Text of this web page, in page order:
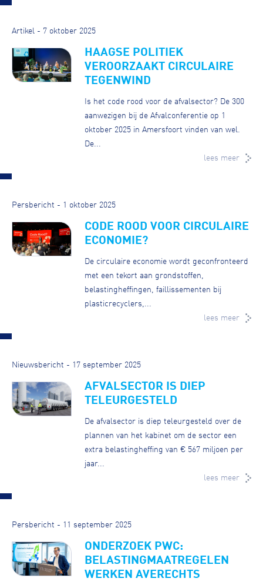
Artikel - 7 oktober 2025
HAAGSE POLITIEK
VEROORZAAKT CIRCULAIRE
TEGENWIND
Is het code rood voor de afvalsector? De 300
aanwezigen bij de Afvalconferentie op 1
oktober 2025 in Amersfoort vinden van wel.
De...
lees meer
Persbericht - 1 oktober 2025
CODE ROOD VOOR CIRCULAIRE
ECONOMIE?
De circulaire economie wordt geconfronteerd
met een tekort aan grondstoffen,
belastingheffingen, faillissementen bij
plasticrecyclers,...
lees meer
Nieuwsbericht - 17 september 2025
AFVALSECTOR IS DIEP
TELEURGESTELD
De afvalsector is diep teleurgesteld over de
plannen van het kabinet om de sector een
extra belastingheffing van € 567 miljoen per
jaar...
lees meer
Persbericht - 11 september 2025
ONDERZOEK PWC:
BELASTINGMAATREGELEN
WERKEN AVERECHTS